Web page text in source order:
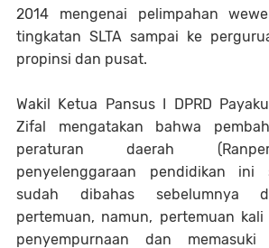
2014 mengenai pelimpahan
tingkatan SLTA sampai ke
propinsi dan pusat.
Wakil Ketua Pansus I DPRD
Zifal mengatakan bahwa
peraturan daerah
penyelenggaraan pendidikan ini
sudah dibahas sebelumnya
pertemuan, namun, pertemuan
penyempurnaan dan